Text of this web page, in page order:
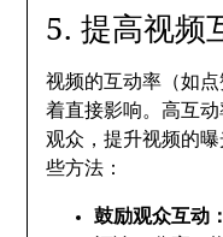
5. 提高视频
视频的互动率（如
着直接影响。高互
观众，提升视频的
些方法：
鼓励观众互动